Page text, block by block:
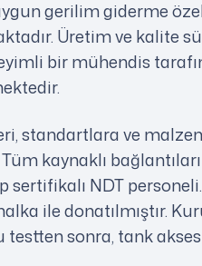
gerilim giderme
Üretim ve kalite
bir mühendis
standartlara ve
Tüm kaynaklı
sertifikalı NDT
ile donatılmıştır.
sonra, tank